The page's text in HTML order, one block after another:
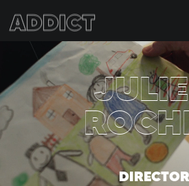
DIRECTOR